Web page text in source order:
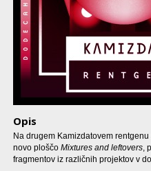
Opis
Na drugem Kamizdatovem
novo ploščo Mixtures and leftovers,
fragmentov iz različnih projektov v